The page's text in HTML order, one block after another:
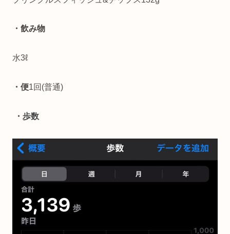
・飲み物
水3ℓ
・便1回(普通)
・歩数